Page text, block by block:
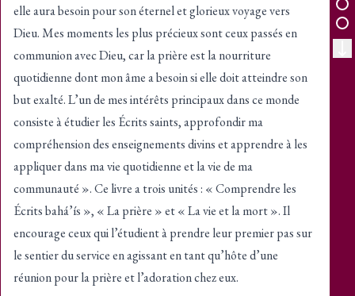
elle aura besoin pour son éternel et glorieux voyage vers
Dieu. Mes moments les plus précieux sont ceux passés en
communion avec Dieu, car la prière est la nourriture
quotidienne dont mon âme a besoin si elle doit atteindre son
but exalté. L’un de mes intérêts principaux dans ce monde
consiste à étudier les Écrits saints, approfondir ma
compréhension des enseignements divins et apprendre à les
appliquer dans ma vie quotidienne et la vie de ma
communauté ». Ce livre a trois unités : « Comprendre les
Écrits bahá’ís », « La prière » et « La vie et la mort ». Il
encourage ceux qui l’étudient à prendre leur premier pas sur
le sentier du service en agissant en tant qu’hôte d’une
réunion pour la prière et l’adoration chez eux.